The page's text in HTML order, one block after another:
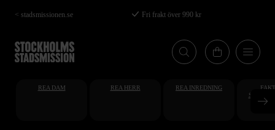
Hoppa
till
huvudinnehåll
< stadsmissionen.se Fri frakt över 990 kr
REA DAM REA HERR REA INREDNING